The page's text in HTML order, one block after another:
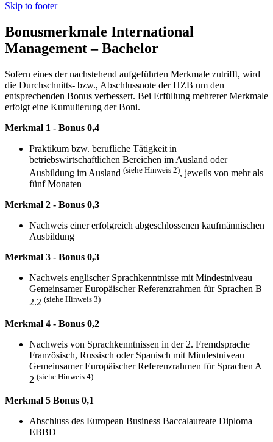
Skip to footer
Bonusmerkmale International
Management – Bachelor
Sofern eines der nachstehend aufgeführten Merkmale zutrifft, wird
die Durchschnitts- bzw., Abschlussnote der HZB um den
entsprechenden Bonus verbessert. Bei Erfüllung mehrerer Merkmale
erfolgt eine Kumulierung der Boni.
Merkmal 1 - Bonus 0,4
Praktikum bzw. berufliche Tätigkeit in
betriebswirtschaftlichen Bereichen im Ausland oder
Ausbildung im Ausland (siehe Hinweis 2), jeweils von mehr als
fünf Monaten
Merkmal 2 - Bonus 0,3
Nachweis einer erfolgreich abgeschlossenen kaufmännischen
Ausbildung
Merkmal 3 - Bonus 0,3
Nachweis englischer Sprachkenntnisse mit Mindestniveau
Gemeinsamer Europäischer Referenzrahmen für Sprachen B
2.2 (siehe Hinweis 3)
Merkmal 4 - Bonus 0,2
Nachweis von Sprachkenntnissen in der 2. Fremdsprache
Französisch, Russisch oder Spanisch mit Mindestniveau
Gemeinsamer Europäischer Referenzrahmen für Sprachen A
2 (siehe Hinweis 4)
Merkmal 5 Bonus 0,1
Abschluss des European Business Baccalaureate Diploma –
EBBD